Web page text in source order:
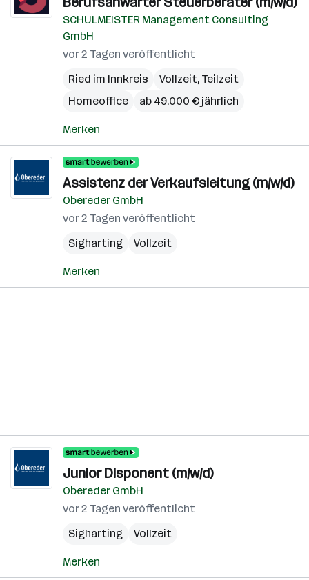
SCHULMEISTER Management Consulting
GmbH
vor 2 Tagen veröffentlicht
Ried im Innkreis
Vollzeit, Teilzeit
Homeoffice
ab 49.000 € jährlich
Merken
Assistenz der Verkaufsleitung (m/w/d)
Obereder GmbH
vor 2 Tagen veröffentlicht
Sigharting
Vollzeit
Merken
Junior Disponent (m/w/d)
Obereder GmbH
vor 2 Tagen veröffentlicht
Sigharting
Vollzeit
Merken